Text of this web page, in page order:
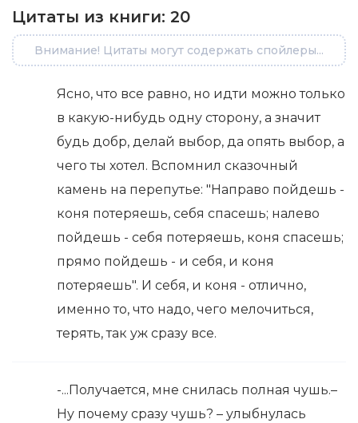
Цитаты из книги: 20
Внимание! Цитаты могут содержать спойлеры...
Ясно, что все равно, но идти можно только
в какую-нибудь одну сторону, а значит
будь добр, делай выбор, да опять выбор, а
чего ты хотел. Вспомнил сказочный
камень на перепутье: "Направо пойдешь -
коня потеряешь, себя спасешь; налево
пойдешь - себя потеряешь, коня спасешь;
прямо пойдешь - и себя, и коня
потеряешь". И себя, и коня - отлично,
именно то, что надо, чего мелочиться,
терять, так уж сразу все.
-...Получается, мне снилась полная чушь.–
Ну почему сразу чушь? – улыбнулась